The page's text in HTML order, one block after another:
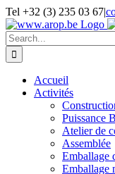
Skip
to
content
Tel +32 (3) 235 03 67|
Search
for:
Accueil
Activités
Puissance
Atelier de
Assemblée
Emballage
Emballage